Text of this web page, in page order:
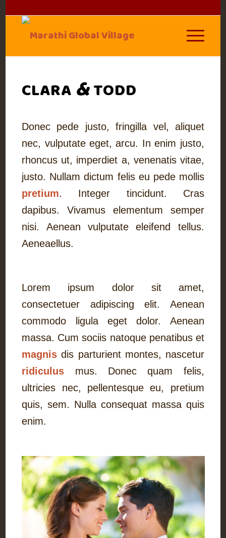
CLARA &TODD
Donec pede justo, fringilla vel, aliquet
nec, vulputate eget, arcu. In enim justo,
rhoncus ut, imperdiet a, venenatis vitae,
justo. Nullam dictum felis eu pede mollis
pretium. Integer tincidunt. Cras
dapibus. Vivamus elementum semper
nisi. Aenean vulputate eleifend tellus.
Aeneaellus.
Lorem ipsum dolor sit amet,
consectetuer adipiscing elit. Aenean
commodo ligula eget dolor. Aenean
massa. Cum sociis natoque penatibus et
magnis dis parturient montes, nascetur
ridiculus mus. Donec quam felis,
ultricies nec, pellentesque eu, pretium
quis, sem. Nulla consequat massa quis
enim.